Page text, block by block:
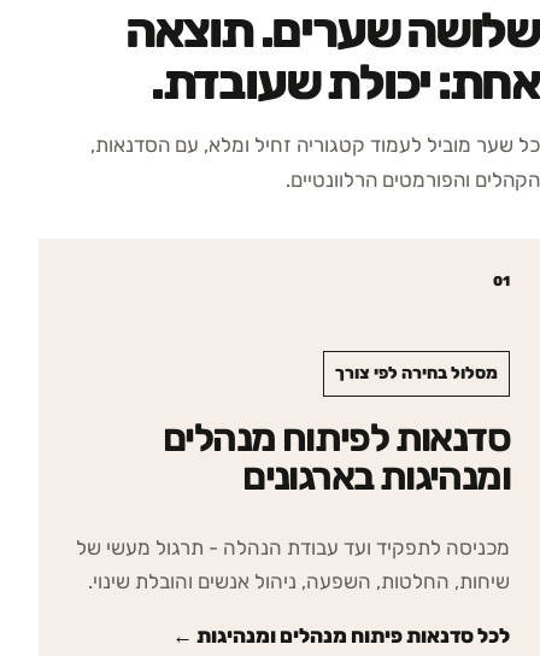
שלושה שערים. תוצאה
אחת: יכולת שעובדת.
כל שער מוביל לעמוד קטגוריה זחיל ומלא, עם הסדנאות,
הקהלים והפורמטים הרלוונטיים.
01
מסלול בחירה לפי צורך
סדנאות לפיתוח מנהלים
ומנהיגות בארגונים
מכניסה לתפקיד ועד עבודת הנהלה - תרגול מעשי של
שיחות, החלטות, השפעה, ניהול אנשים והובלת שינוי.
לכל סדנאותפיתוח מנהלים ומנהיגות ←